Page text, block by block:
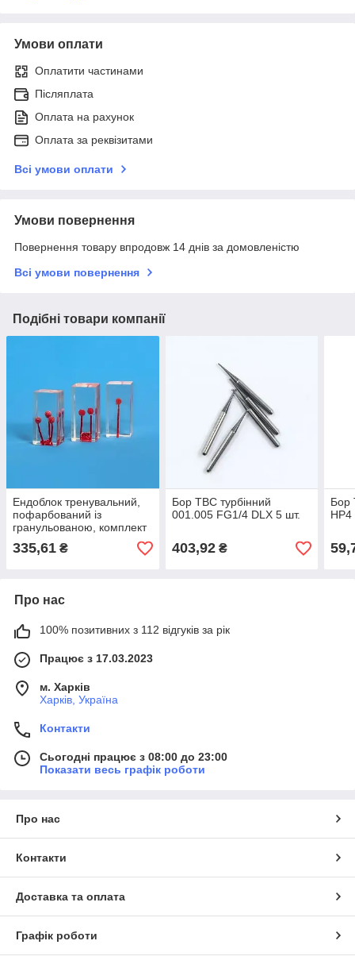
Умови оплати
Оплатити частинами
Післяплата
Оплата на рахунок
Оплата за реквізитами
Всі умови оплати
Умови повернення
Повернення товару впродовж 14 днів за домовленістю
Всі умови повернення
Подібні товари компанії
Ендоблок тренувальний,
пофарбований із
гранульованою, комплект
3 шт HTS-N4
335,61 ₴
Бор ТВС турбінний
001.005 FG1/4 DLX 5 шт.
403,92₴
Бор
Про нас
100% позитивних з 112 відгуків за рік
Працює з 17.03.2023
м. Харків
Харків, Україна
Контакти
Сьогодні працює з 08:00 до 23:00
Показати весь графік роботи
Про нас
Контакти
Доставка та оплата
Графік роботи